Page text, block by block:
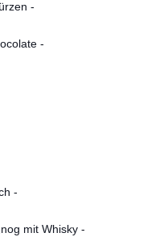
-
-
-
mit Whisky -